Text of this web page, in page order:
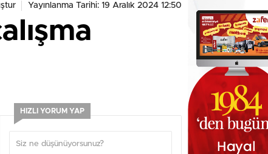
Yayınlanma Tarihi: 19 Aralık 2024 12:50
HIZLI YORUM YAP